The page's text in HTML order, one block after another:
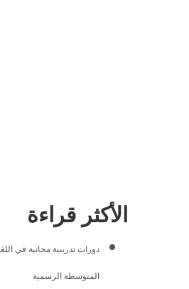
الأكثر قراءة
دورات تدريبية مجانية في
المتوسطة الرسمية